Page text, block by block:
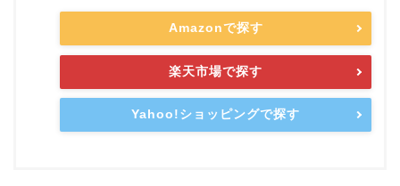
Amazonで探す
楽天市場で探す
Yahoo!ショッピングで探す